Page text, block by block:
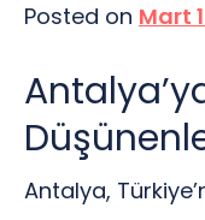
Posted on Mart
Antalya,